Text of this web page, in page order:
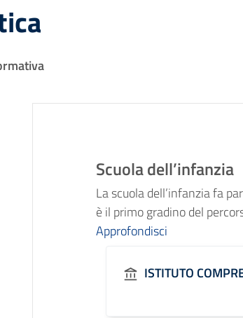
Scuola dell’infanzia
La scuola dell’infanzia fa
è il primo gradino del
Approfondisci
ISTITUTO